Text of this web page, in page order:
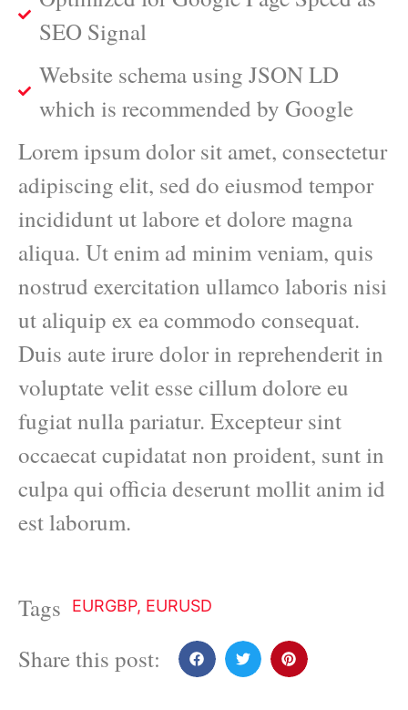
SEO Signal
Website schema using JSON LD
which is recommended by Google
Lorem ipsum dolor sit amet, consectetur
adipiscing elit, sed do eiusmod tempor
incididunt ut labore et dolore magna
aliqua. Ut enim ad minim veniam, quis
nostrud exercitation ullamco laboris nisi
ut aliquip ex ea commodo consequat.
Duis aute irure dolor in reprehenderit in
voluptate velit esse cillum dolore eu
fugiat nulla pariatur. Excepteur sint
occaecat cupidatat non proident, sunt in
culpa qui officia deserunt mollit anim id
est laborum.
Tags EURGBP, EURUSD
Share this post: